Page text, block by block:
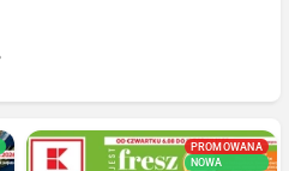
PROMOWANA
NOWA